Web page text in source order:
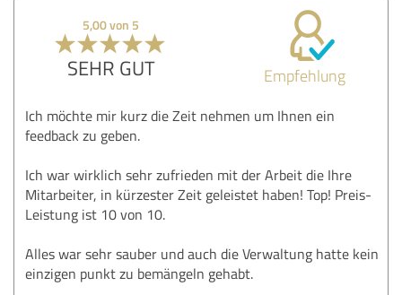
5,00 von 5
SEHR GUT Empfehlung
Ich möchte mir kurz die Zeit nehmen um Ihnen ein
feedback zu geben.
Ich war wirklich sehr zufrieden mit der Arbeit die Ihre
Mitarbeiter, in kürzester Zeit geleistet haben! Top! Preis-
Leistung ist 10 von 10.
Alles war sehr sauber und auch die Verwaltung hatte kein
einzigen punkt zu bemängeln gehabt.